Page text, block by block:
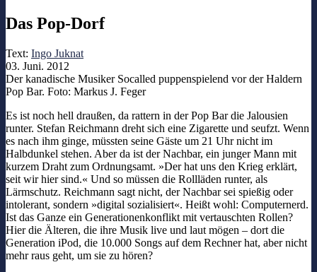
Das Pop-Dorf
Text: Ingo Juknat
03. Juni. 2012
Der kanadische Musiker Socalled puppenspielend vor der Haldern
Pop Bar. Foto: Markus J. Feger
Es ist noch hell draußen, da rattern in der Pop Bar die Jalousien
runter. Stefan Reichmann dreht sich eine Zigarette und seufzt. Wenn
es nach ihm ginge, müssten seine Gäste um 21 Uhr nicht im
Halbdunkel stehen. Aber da ist der Nachbar, ein junger Mann mit
kurzem Draht zum Ordnungsamt. »Der hat uns den Krieg erklärt,
seit wir hier sind.« Und so müssen die Rollläden runter, als
Lärmschutz. Reichmann sagt nicht, der Nachbar sei spießig oder
intolerant, sondern »digital sozialisiert«. Heißt wohl: Computernerd.
Ist das Ganze ein Generationenkonflikt mit vertauschten Rollen?
Hier die Älteren, die ihre Musik live und laut mögen – dort die
Generation iPod, die 10.000 Songs auf dem Rechner hat, aber nicht
mehr raus geht, um sie zu hören?